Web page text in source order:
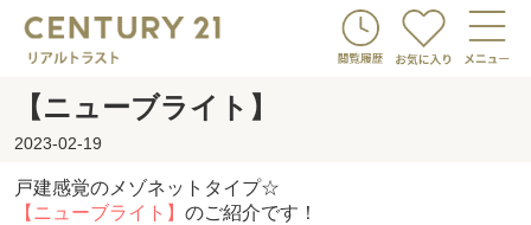
【ニューブライト】
2023-02-19
戸建感覚のメゾネットタイプ☆
【ニューブライト】 のご紹介です！